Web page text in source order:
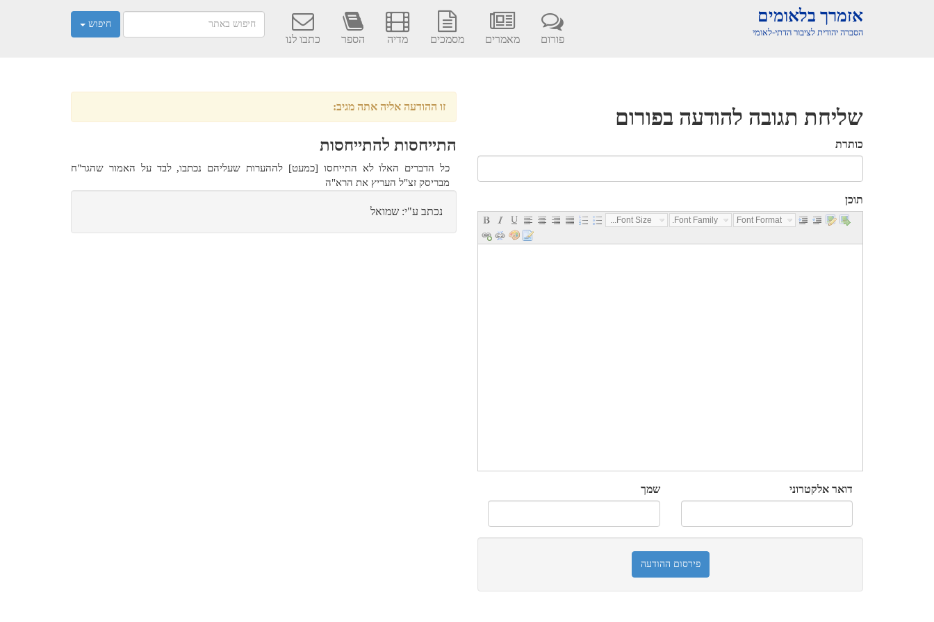
אזמרך בלאומים
הסברה יהודית לציבור הדתי-לאומי
פורום מאמרים מסמכים מדיה הספר כתבו לנו
חיפוש
שליחת תגובה להודעה בפורום
כותרת
תוכן
Font Size... Font Family... Font Format...
דואר אלקטרוני שמך
זו ההודעה אליה אתה מגיב:
התייחסות להתייחסות
כל הדברים האלו לא התייחסו [כמעט] לההערות שעליהם נכתבו, לבד על האמור שהגר"ח
מבריסק זצ"ל העריץ את הרא"ה
נכתב ע"י: שמואל